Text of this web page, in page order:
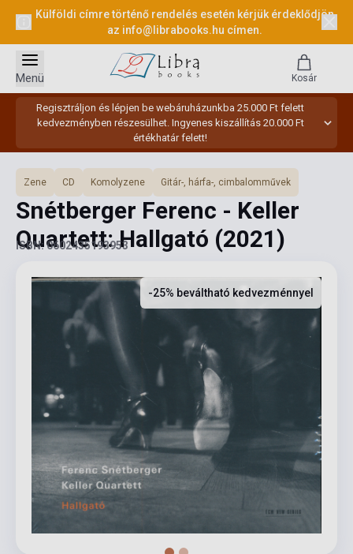
Külföldi címre történő rendelés esetén kérjük érdeklődjön
az info@librabooks.hu címen.
Regisztráljon és lépjen be webáruházunkba 25.000 Ft felett
kedvezményben részesülhet. Ingyenes kiszállítás 20.000 Ft
értékhatár felett!
Menü Kosár
Zene CD Komolyzene Gitár-, hárfa-, cimbalomművek
Snétberger Ferenc - Keller
Quartett: Hallgató (2021)
ISBN: 0602435193953
-25% beváltható kedvezménnyel